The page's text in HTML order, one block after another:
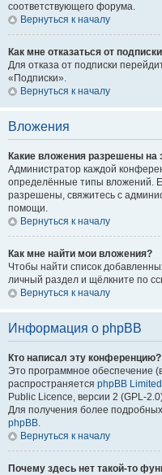
соответствующего форума.
Вернуться к началу
Как мне отказаться от
Для отказа от подписки
«Подписки».
Вернуться к началу
Вложения
Какие вложения разрешены на
Администратор каждой
определённые типы вложений.
разрешены, свяжитесь с
помощи.
Вернуться к началу
Как мне найти мои вложения?
Чтобы найти список
личный раздел и щёлкните по
Вернуться к началу
Информация о phpBB
Кто написал эту конференцию?
Это программное обеспечение
распространяется phpBB Limited
Public Licence, версии 2 (GPL-
Для получения более
phpBB.
Вернуться к началу
Почему здесь нет такой-то